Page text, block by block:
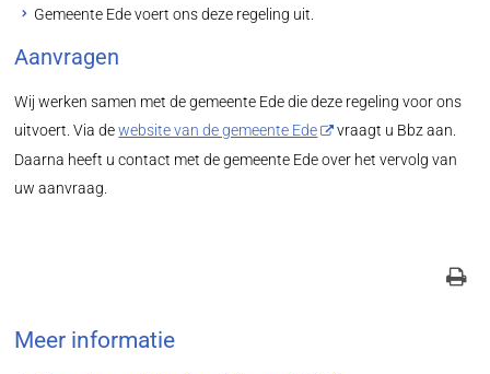
Gemeente Ede voert ons deze regeling uit.
Aanvragen
Wij werken samen met de gemeente Ede die deze regeling voor ons
uitvoert. Via dewebsite van de gemeente Ede
vraagt u Bbz aan.
Daarna heeft u contact met de gemeente Ede over het vervolg van
uw aanvraag.
Meer informatie